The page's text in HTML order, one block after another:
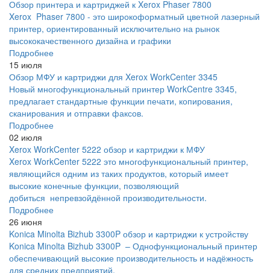
Обзор принтера и картриджей к Xerox Phaser 7800
Xerox Phaser 7800 - это широкоформатный цветной лазерный
принтер, ориентированный исключительно на рынок
высококачественного дизайна и графики
Подробнее
15 июля
Обзор МФУ и картриджи для Xerox WorkCenter 3345
Новый многофункциональный принтер WorkCentre 3345,
предлагает стандартные функции печати, копирования,
сканирования и отправки факсов.
Подробнее
02 июля
Xerox WorkCenter 5222 обзор и картриджи к МФУ
Xerox WorkCenter 5222 это многофункциональный принтер,
являющийся одним из таких продуктов, который имеет
высокие конечные функции, позволяющий
добиться непревзойдённой производительности.
Подробнее
26 июня
Konica Minolta Bizhub 3300P обзор и картриджи к устройству
Konica Minolta Bizhub 3300P – Однофункциональный принтер
обеспечивающий высокие производительность и надёжность
для средних предприятий.